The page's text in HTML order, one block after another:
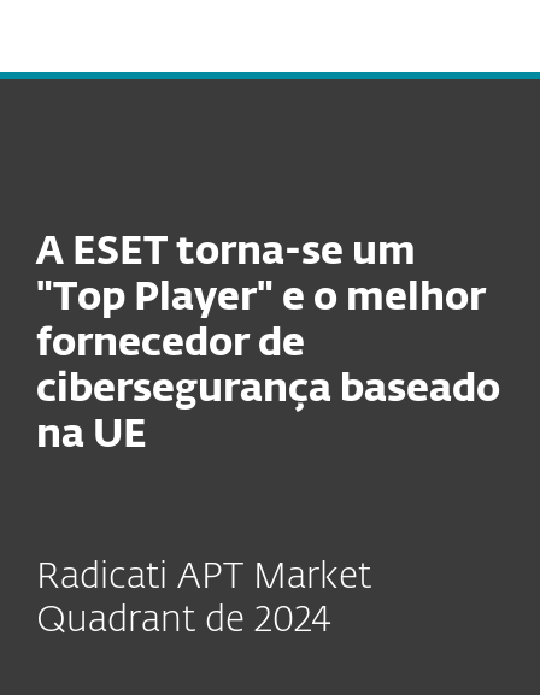
A ESET torna-se um
"Top Player" e o melhor
fornecedor de
cibersegurança baseado
na UE
Radicati APT Market
Quadrant de 2024